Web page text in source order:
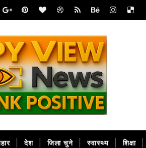
देश जिला चुने स्वास्थ्य शिक्षा